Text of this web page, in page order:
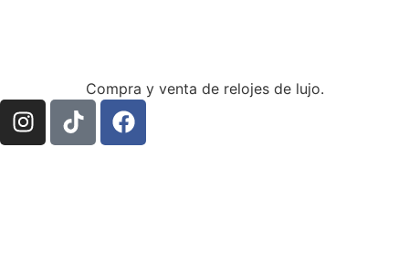
Compra y venta de relojes de lujo.